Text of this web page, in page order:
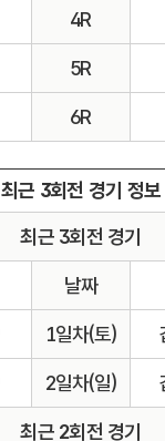
4R
5R
6R
최근 3회전 경기 정보
최근 3회전 경기
날짜
1일차(토)
2일차(일)
최근 2회전 경기